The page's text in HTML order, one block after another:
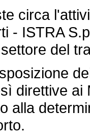
circa
- ISTRA
del
direttive
alla